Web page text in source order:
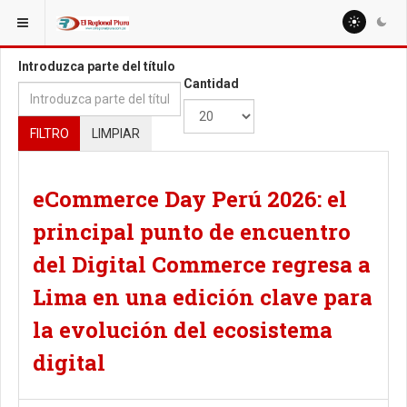
ESTÁ AQUÍ: TAGS
Introduzca parte del título
FILTRO LIMPIAR
Cantidad
eCommerce Day Perú 2026: el
principal punto de encuentro
del Digital Commerce regresa a
Lima en una edición clave para
la evolución del ecosistema
digital